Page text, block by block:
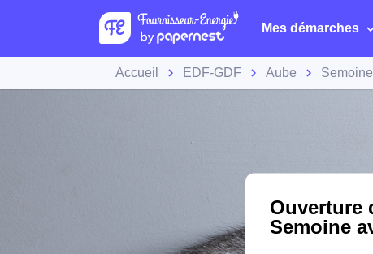
Mes démarches
Accueil EDF-GDF Aube Semoine